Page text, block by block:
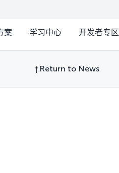
案 学习中心 开发者专区
Return to News